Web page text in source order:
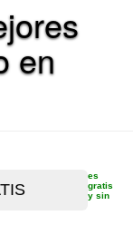
en
es
gratis
y sin